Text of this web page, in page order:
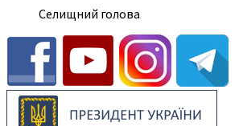
Селищний голова